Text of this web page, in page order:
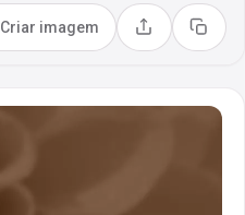
Criar imagem Compartilhar
Copiar